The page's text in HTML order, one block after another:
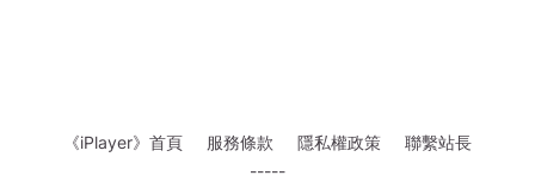
《iPlayer》首頁 服務條款 隱私權政策
聯繫站長
-----